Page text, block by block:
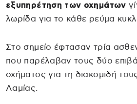
εξυπηρέτηση των οχημάτων
λωρίδα για το κάθε ρεύμα
Στο σημείο έφτασαν τρία
που παρέλαβαν τους δύο
οχήματος για τη διακομιδή
Λαμίας.